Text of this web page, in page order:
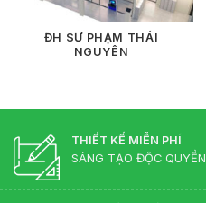
ĐH SƯ PHẠM THÁI
NGUYÊN
THIẾT KẾ MIỄN PHÍ
SÁNG TẠO ĐỘC QUYỀN